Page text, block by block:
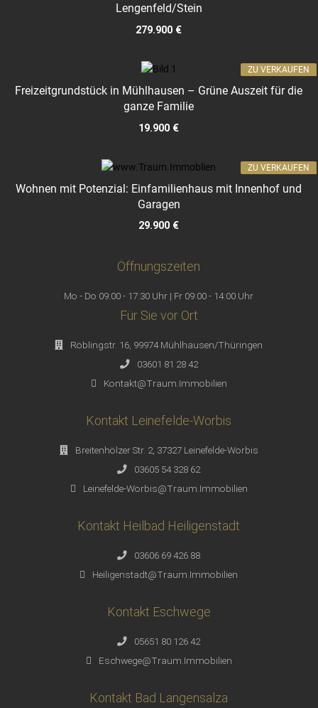
Lengenfeld/Stein
279.900 €
Freizeitgrundstück in Mühlhausen – Grüne Auszeit für die
ganze Familie
19.900 €
ZU VERKAUFEN
Wohnen mit Potenzial: Einfamilienhaus mit Innenhof und
Garagen
29.900 €
ZU VERKAUFEN
Öffnungszeiten
Mo - Do 09:00 - 17:30 Uhr | Fr 09:00 - 14:00 Uhr
Für Sie vor Ort
Röblingstr. 16, 99974 Mühlhausen/Thüringen
03601 81 28 42
Kontakt@Traum.Immobilien
Kontakt Leinefelde-Worbis
Breitenhölzer Str. 2, 37327 Leinefelde-Worbis
03605 54 328 62
Leinefelde-Worbis@Traum.Immobilien
Kontakt Heilbad Heiligenstadt
03606 69 426 88
Heiligenstadt@Traum.Immobilien
Kontakt Eschwege
05651 80 126 42
Eschwege@Traum.Immobilien
Kontakt Bad Langensalza